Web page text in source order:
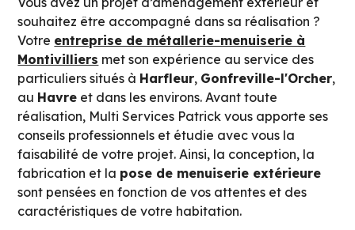
souhaitez être accompagné dans sa réalisation ?
Votre entreprise de métallerie-menuiserie à
Montivilliers met son expérience au service des
particuliers situés à Harfleur, Gonfreville-l'Orcher,
au Havre et dans les environs. Avant toute
réalisation, Multi Services Patrick vous apporte ses
conseils professionnels et étudie avec vous la
faisabilité de votre projet. Ainsi, la conception, la
fabrication et la pose de menuiserie extérieure
sont pensées en fonction de vos attentes et des
caractéristiques de votre habitation.